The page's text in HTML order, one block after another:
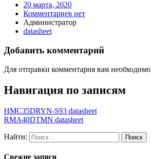
20 марта, 2020
Комментариев нет
Администратор
datasheet
Добавить комментарий
Для отправки комментария вам необходимо
Навигация по записям
HMC35DRYN-S93 datasheet
RMA40DTMN datasheet
Найти:
Свежие записи